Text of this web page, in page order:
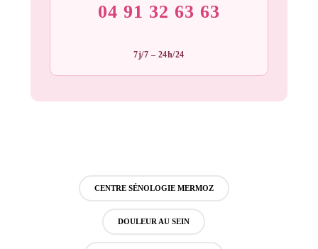
04 91 32 63 63
7j/7 – 24h/24
CENTRE SÉNOLOGIE MERMOZ
DOULEUR AU SEIN